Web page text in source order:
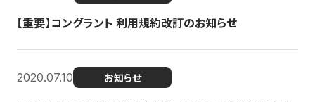
【重要】コングラント 利用規約改訂のお知らせ
2020.07.10 お知らせ